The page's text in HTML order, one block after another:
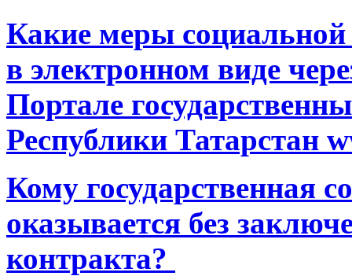
Какие меры
в электронном виде
Портале
Республики Татарстан
Кому государственная
оказывается без
контракта?